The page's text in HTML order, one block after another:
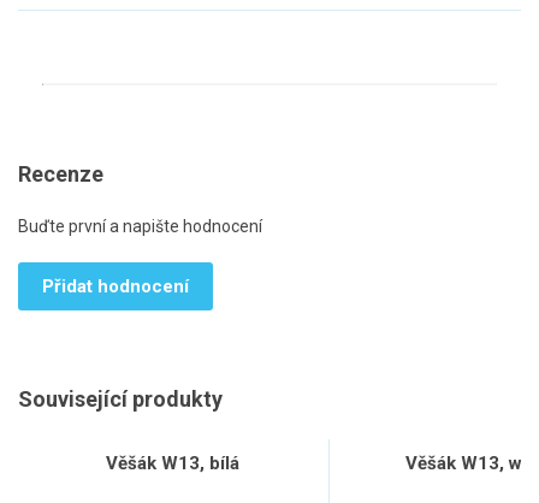
Recenze
Buďte první a napište hodnocení
Přidat hodnocení
Související produkty
Věšák W13, bílá Věšák W13,